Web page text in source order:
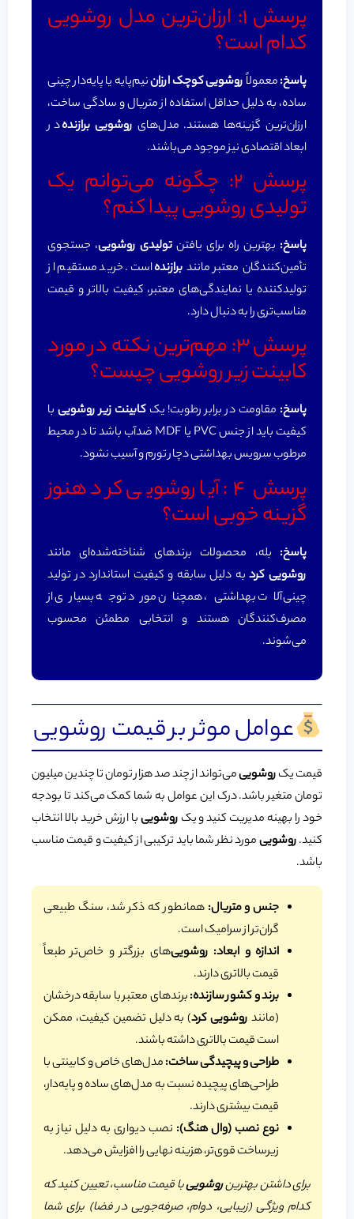
پرسش ۱: ارزان‌ترین مدل روشویی
کدام است؟
پاسخ:معمولاً روشویی کوچک ارزاننیم‌پایه یا پایه‌دار چینی
ساده، به دلیل حداقل استفاده از متریال و سادگی ساخت،
ارزان‌ترین گزینه‌ها هستند. مدل‌های روشویی برازندهدر
ابعاد اقتصادی نیز موجود می‌باشند.
پرسش ۲: چگونه می‌توانم یک
تولیدی روشویی پیدا کنم؟
پاسخ: بهترین راه برای یافتن تولیدی روشویی، جستجوی
تأمین‌کنندگان معتبر مانندبرازندهاست. خرید مستقیم از
تولیدکننده یا نمایندگی‌های معتبر، کیفیت بالاتر و قیمت
مناسب‌تری را به دنبال دارد.
پرسش ۳: مهم‌ترین نکته در مورد
کابینت زیر روشویی چیست؟
پاسخ: مقاومت در برابر رطوبت! یککابینت زیر روشویی با
کیفیت باید از جنس PVC یا MDF ضدآب باشد تا در محیط
مرطوب سرویس بهداشتی دچار تورم و آسیب نشود.
پرسش ۴: آیا روشویی کرد هنوز
گزینه خوبی است؟
پاسخ: بله، محصولات برندهای شناخته‌شده‌ای مانند
روشویی کردبه دلیل سابقه و کیفیت استاندارد در تولید
چینی‌آلات بهداشتی، همچنان مورد توجه بسیاری از
مصرف‌کنندگان هستند و انتخابی مطمئن محسوب
می‌شوند.
عوامل موثر بر قیمت روشویی
قیمت یکروشوییمی‌تواند از چند صد هزار تومان تا چندین میلیون
تومان متغیر باشد. درک این عوامل به شما کمک می‌کند تا بودجه
خود را بهینه مدیریت کنید و یکروشوییبا ارزش خرید بالا انتخاب
کنید.روشوییمورد نظر شما باید ترکیبی از کیفیت و قیمت مناسب
باشد.
جنس و متریال: همانطور که ذکر شد، سنگ طبیعی
گران‌تر از سرامیک است.
اندازه و ابعاد: روشویی‌های بزرگتر و خاص‌تر طبعاً
قیمت بالاتری دارند.
برند و کشور سازنده:برندهای معتبر با سابقه درخشان
(مانند روشویی کرد) به دلیل تضمین کیفیت، ممکن
است قیمت بالاتری داشته باشند.
طراحی و پیچیدگی ساخت:مدل‌های خاص و کابینتی با
طراحی‌های پیچیده نسبت به مدل‌های ساده و پایه‌دار،
قیمت بیشتری دارند.
نوع نصب (وال هنگ): نصب دیواری به دلیل نیاز به
زیرساخت قوی‌تر، هزینه نهایی را افزایش می‌دهد.
برای داشتن بهترینروشوییبا قیمت مناسب، تعیین کنید که
کدام ویژگی (زیبایی، دوام، صرفه‌جویی در فضا) برای شما